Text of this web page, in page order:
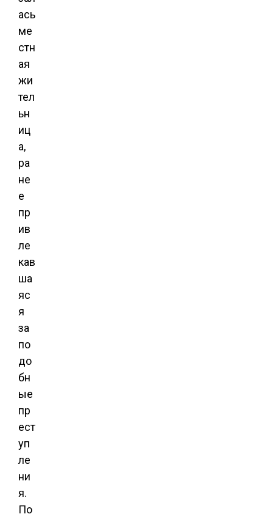
ась
ме
стн
ая
жи
тел
ьн
иц
а,
ра
не
е
пр
ив
ле
кав
ша
яс
я
за
по
до
бн
ые
пр
ест
уп
ле
ни
я.
По